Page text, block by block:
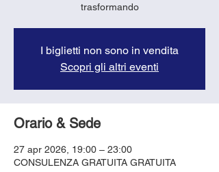
trasformando
I biglietti non sono in vendita
Scopri gli altri eventi
Orario & Sede
27 apr 2026, 19:00 – 23:00
CONSULENZA GRATUITA GRATUITA